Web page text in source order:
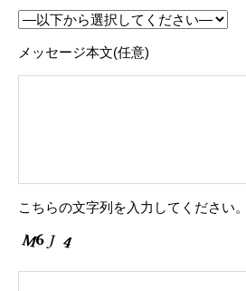
メッセージ本文(任意)
こちらの文字列を入力してください。